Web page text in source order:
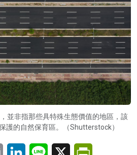
並非指那些具特殊生態價值的地區，該
護的自然保育區。（Shutterstock）
Email LinkedInLine X